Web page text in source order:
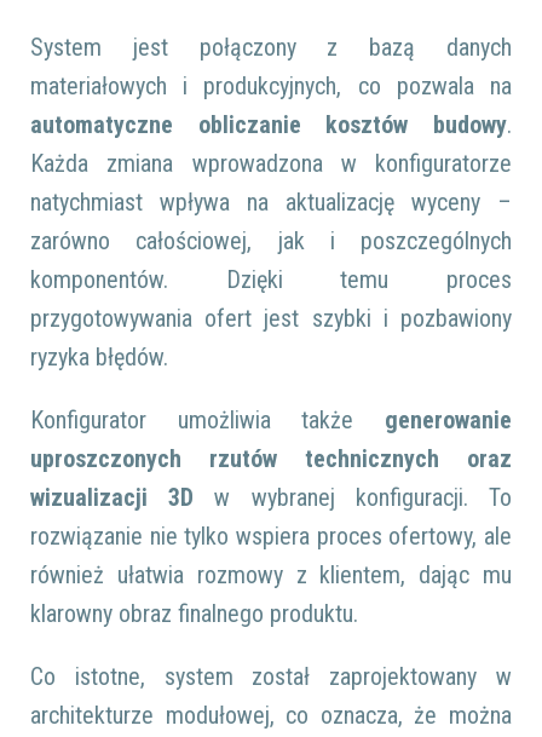
System jest połączony z bazą danych
materiałowych i produkcyjnych, co pozwala na
automatyczne obliczanie kosztów budowy.
Każda zmiana wprowadzona w konfiguratorze
natychmiast wpływa na aktualizację wyceny –
zarówno całościowej, jak i poszczególnych
komponentów. Dzięki temu proces
przygotowywania ofert jest szybki i pozbawiony
ryzyka błędów.
Konfigurator umożliwia także generowanie
uproszczonych rzutów technicznych oraz
wizualizacji 3D w wybranej konfiguracji. To
rozwiązanie nie tylko wspiera proces ofertowy, ale
również ułatwia rozmowy z klientem, dając mu
klarowny obraz finalnego produktu.
Co istotne, system został zaprojektowany w
architekturze modułowej, co oznacza, że można